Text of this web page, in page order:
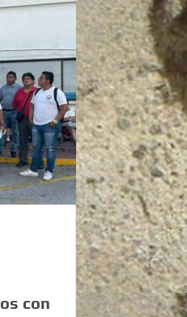
con